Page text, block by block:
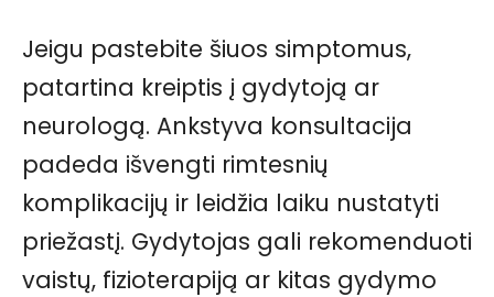
Jeigu pastebite šiuos simptomus,
patartina kreiptis į gydytoją ar
neurologą. Ankstyva konsultacija
padeda išvengti rimtesnių
komplikacijų ir leidžia laiku nustatyti
priežastį. Gydytojas gali rekomenduoti
vaistų, fizioterapiją ar kitas gydymo